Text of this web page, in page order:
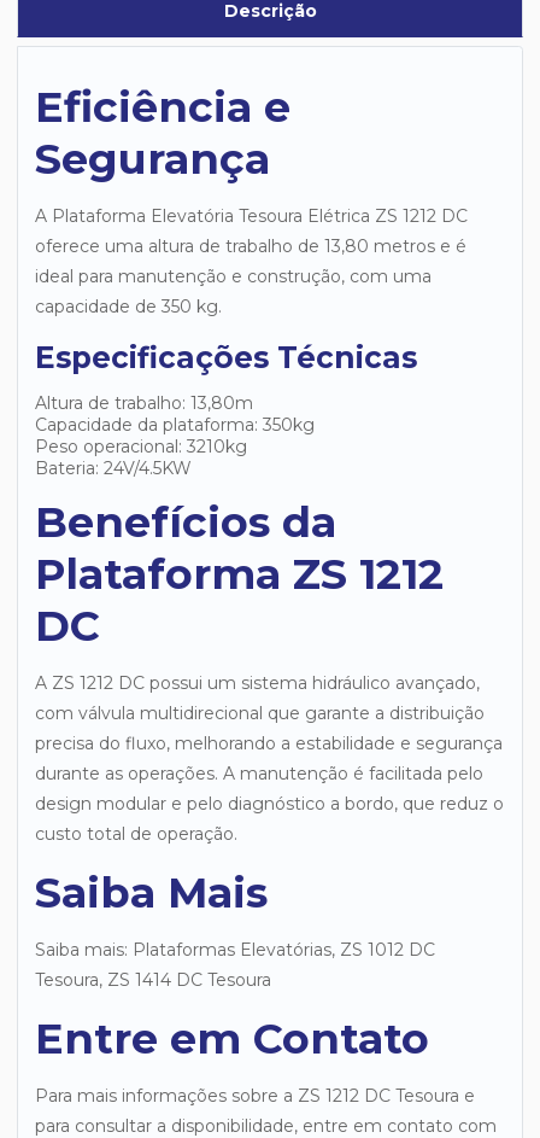
Descrição
Eficiência e
Segurança
A Plataforma Elevatória Tesoura Elétrica ZS 1212 DC
oferece uma altura de trabalho de 13,80 metros e é
ideal para manutenção e construção, com uma
capacidade de 350 kg.
Especificações Técnicas
Altura de trabalho: 13,80m
Capacidade da plataforma: 350kg
Peso operacional: 3210kg
Bateria: 24V/4.5KW
Benefícios da
Plataforma ZS 1212
DC
A ZS 1212 DC possui um sistema hidráulico avançado,
com válvula multidirecional que garante a distribuição
precisa do fluxo, melhorando a estabilidade e segurança
durante as operações. A manutenção é facilitada pelo
design modular e pelo diagnóstico a bordo, que reduz o
custo total de operação.
Saiba Mais
Saiba mais: Plataformas Elevatórias, ZS 1012 DC
Tesoura, ZS 1414 DC Tesoura
Entre em Contato
Para mais informações sobre a ZS 1212 DC Tesoura e
para consultar a disponibilidade, entre em contato com